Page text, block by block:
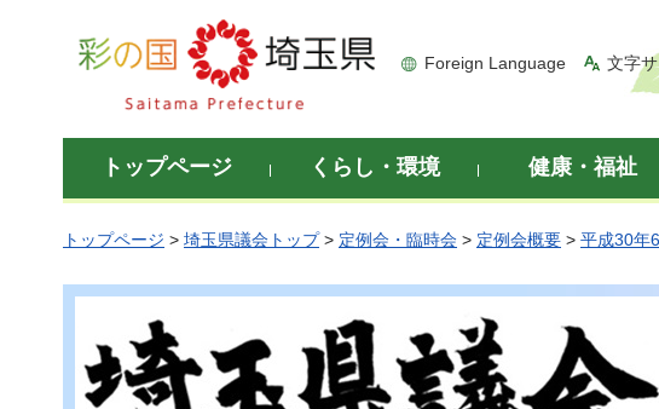
彩の国 埼玉県
Foreign Language 文字
トップページ くらし・環境 健康・福祉
トップページ > 埼玉県議会トップ> 定例会・臨時会 > 定例会概要 > 平成30年